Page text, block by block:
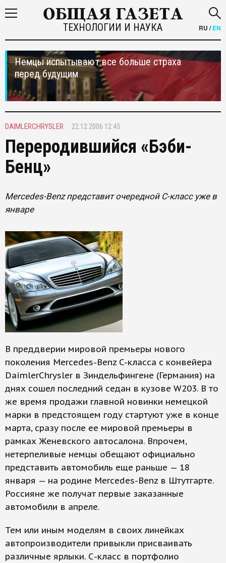
ТЕХНОЛОГИИ И НАУКА RU /EN
Немцы испытывают все больше страха
перед будущим
DAIMLERCHRYSLER 22.12.2006 12:45
Переродившийся «Бэби-
Бенц»
Mercedes-Benz представит очередной C-класс уже в
январе
В преддверии мировой премьеры нового
поколения Mercedes-Benz C-класса с конвейера
DaimlerChrysler в Зиндельфингене (Германия) на
днях сошел последний седан в кузове W203. В то
же время продажи главной новинки немецкой
марки в предстоящем году стартуют уже в конце
марта, сразу после ее мировой премьеры в
рамках Женевского автосалона. Впрочем,
нетерпеливые немцы обещают официально
представить автомобиль еще раньше — 18
января — на родине Mercedes-Benz в Штутгарте.
Россияне же получат первые заказанные
автомобили в апреле.
Тем или иным моделям в своих линейках
автопроизводители привыкли присваивать
различные ярлыки.­ ­­С-класс в портфолио